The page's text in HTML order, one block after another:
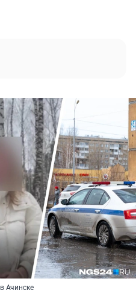
Ачинске